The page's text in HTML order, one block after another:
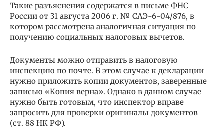
Такие разъяснения содержатся в письме ФНС
России от 31 августа 2006 г. № САЭ-6-04/876, в
котором рассмотрена аналогичная ситуация по
получению социальных налоговых вычетов.
Документы можно отправить в налоговую
инспекцию по почте. В этом случае к декларации
нужно приложить копии документов, заверенные
записью «Копия верна». Однако в данном случае
нужно быть готовым, что инспектор вправе
запросить для проверки оригиналы документов
(ст. 88 НК РФ).